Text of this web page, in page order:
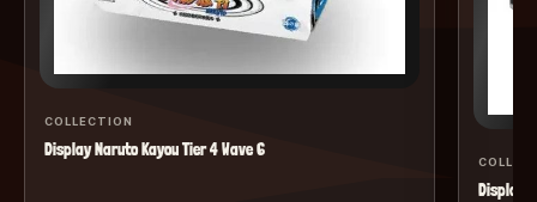
COLLECTION
Display Naruto Kayou Tier 4 Wave 6
Display